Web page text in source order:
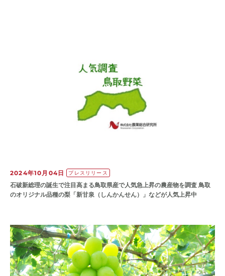
2024年10月04日 プレスリリース
石破新総理の誕生で注目高まる鳥取県産で人気急上昇の農産物を調査 鳥取
のオリジナル品種の梨「新甘泉（しんかんせん）」などが人気上昇中